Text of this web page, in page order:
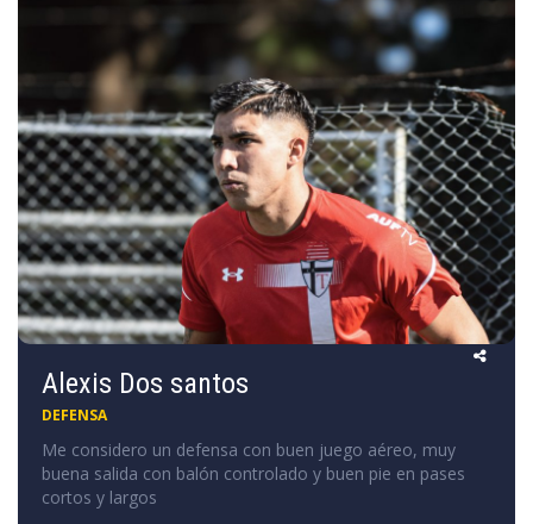
Alexis Dos santos
DEFENSA
Me considero un defensa con buen juego aéreo, muy
buena salida con balón controlado y buen pie en pases
cortos y largos